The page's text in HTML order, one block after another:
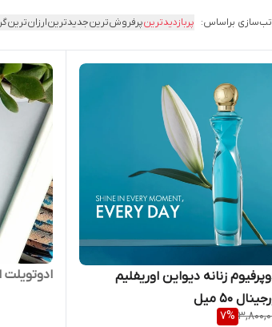
براساس: پربازدیدترینپرفروش‌ترینجدیدترینارزان‌ترین
زنانه دیواین اوریفلیم
50 میل
7%
ادوتویلت